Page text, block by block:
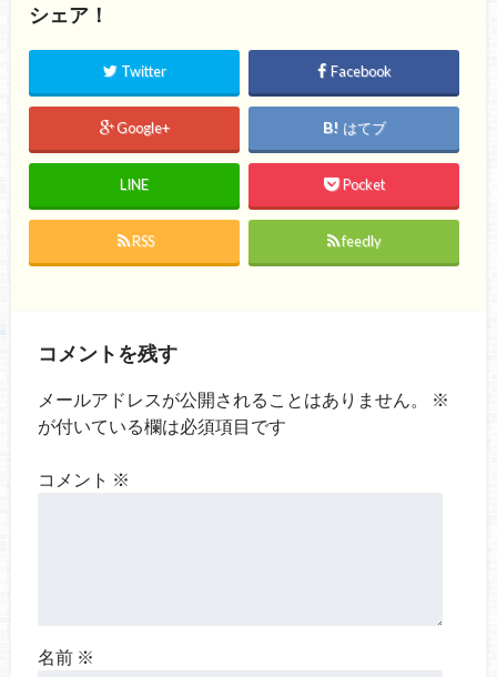
シェア！
Twitter Facebook
Google+ はてブ
LINE Pocket
RSS feedly
コメントを残す
メールアドレスが公開されることはありません。
※
が付いている欄は必須項目です
コメント ※
名前 ※